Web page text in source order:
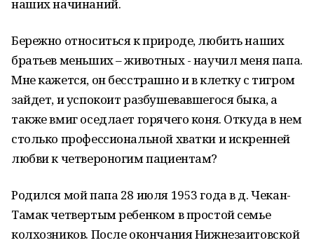
наших начинаний.
Бережно относиться к природе, любить наших
братьев меньших – животных - научил меня папа.
Мне кажется, он бесстрашно и в клетку с тигром
зайдет, и успокоит разбушевавшегося быка, а
также вмиг оседлает горячего коня. Откуда в нем
столько профессиональной хватки и искренней
любви к четвероногим пациентам?
Родился мой папа 28 июля 1953 года в д. Чекан-
Тамак четвертым ребенком в простой семье
колхозников. После окончания Нижнезаитовской